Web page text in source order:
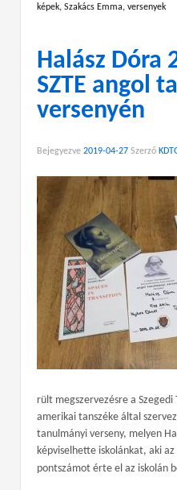
képek, Szakács Emma, versenyek
Halász Dóra
SZTE angol
versenyén
Bejegyezve 2019-04-27 Szerző
rült megszervezésre a
amerikai tanszéke által
tanulmányi verseny, melyen
képviselhette iskolánkat, aki
pontszámot érte el az iskolán